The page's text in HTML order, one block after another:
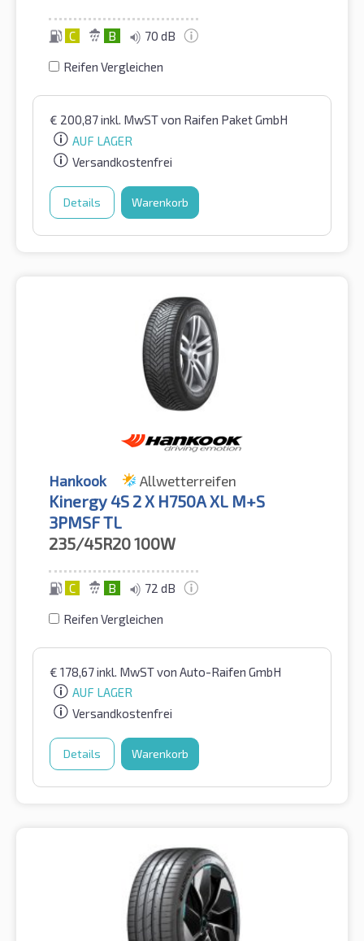
C B 70 dB
Reifen Vergleichen
€ 200,87inkl. MwSTvon Raifen Paket GmbH
AUF LAGER
Versandkostenfrei
Details Warenkorb
Hankook Allwetterreifen
Kinergy 4S 2 X H750A XL M+S
3PMSF TL
235/45R20100W
C B 72 dB
Reifen Vergleichen
€ 178,67inkl. MwSTvon Auto-Raifen GmbH
AUF LAGER
Versandkostenfrei
Details Warenkorb